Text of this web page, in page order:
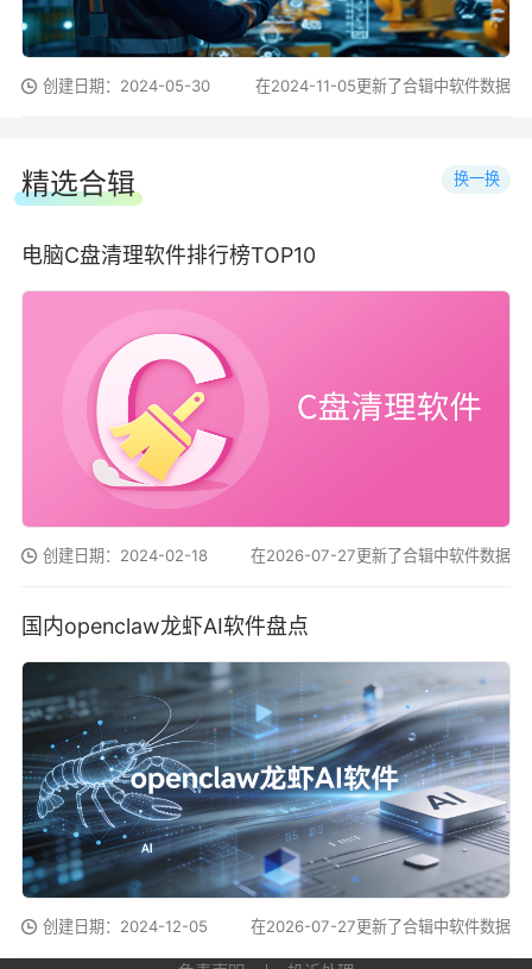
创建日期：2024-05-30 在2024-11-05更新了合辑中软件数据
精选合辑 换一换
电脑C盘清理软件排行榜TOP10
创建日期：2024-02-18 在2026-07-27更新了合辑中软件数据
国内openclaw龙虾AI软件盘点
创建日期：2024-12-05 在2026-07-27更新了合辑中软件数据